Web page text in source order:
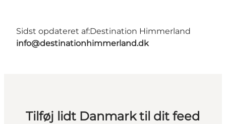
Sidst opdateret af:Destination Himmerland
info@destinationhimmerland.dk
Tilføj lidt Danmark til dit feed